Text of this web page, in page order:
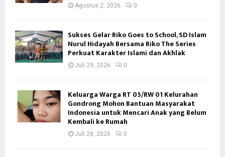
Agustus 2, 2026 0
Sukses Gelar Riko Goes to School, SD Islam
Nurul Hidayah Bersama Riko The Series
Perkuat Karakter Islami dan Akhlak
Juli 29, 2026 0
Keluarga Warga RT 05/RW 01 Kelurahan
Gondrong Mohon Bantuan Masyarakat
Indonesia untuk Mencari Anak yang Belum
Kembali ke Rumah
Juli 28, 2026 0